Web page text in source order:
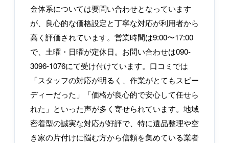
金体系については要問い合わせとなっています
が、良心的な価格設定と丁寧な対応が利用者から
高く評価されています。営業時間は9:00〜17:00
で、土曜・日曜が定休日。お問い合わせは090-
3096-1076にて受け付けています。口コミでは
「スタッフの対応が明るく、作業がとてもスピー
ディーだった」「価格が良心的で安心して任せら
れた」といった声が多く寄せられています。地域
密着型の誠実な対応が好評で、特に遺品整理や空
き家の片付けに悩む方から信頼を集めている業者